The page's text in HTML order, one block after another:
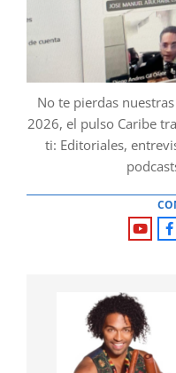
No te pierdas
2026, el pulso Caribe
ti: Editoriales,